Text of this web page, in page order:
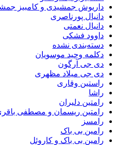
داریوش جمشیدی و کامبیز
دانیال پورناصری
دانیال نعمتی
داوود فشکی
دسته‌بندی نشده
دکلمه وحید موسویان
دی جی آرگون
دی جی میلاد مظهری
راستین وقاری
راشا
رامتین دلیران
رامتین ریسمان و مصطفی
رامسز
رامین بی باک
رامین بی باک و کاروئل